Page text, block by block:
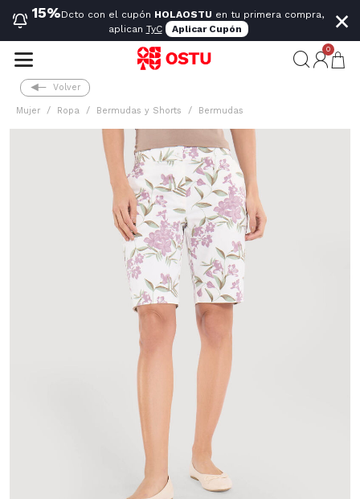
15%Dcto con el cupón HOLAOSTU en tu primera compra,
aplican TyC Aplicar Cupón ×
0
Volver
Mujer Ropa Bermudas y Shorts Bermudas